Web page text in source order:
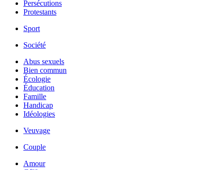
Persécutions
Protestants
Sport
Société
Abus sexuels
Bien commun
Écologie
Éducation
Famille
Handicap
Idéologies
Veuvage
Couple
Amour